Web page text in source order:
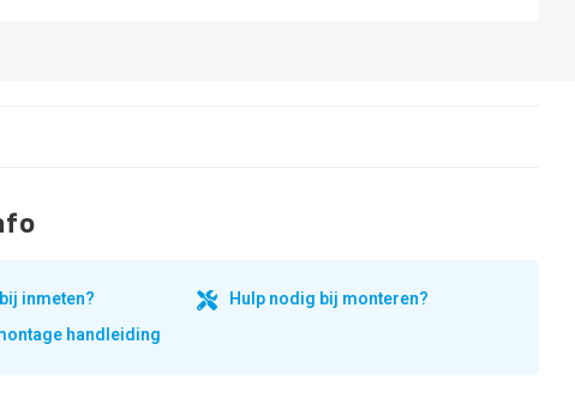
inmeten?
Hulp nodig bij monteren?
handleiding